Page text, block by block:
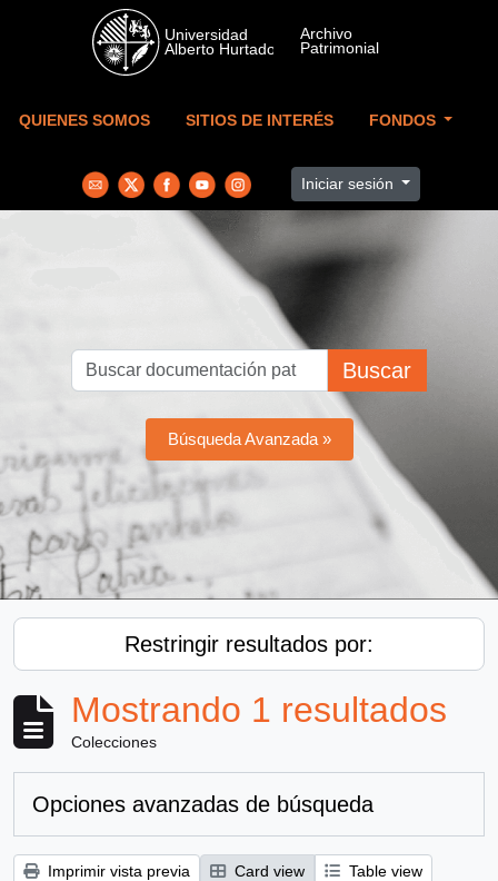
Skip to main content
QUIENES SOMOS SITIOS DE INTERÉS FONDOS
Iniciar sesión
Buscar
Búsqueda Avanzada »
Restringir resultados por:
Mostrando 1 resultados
Colecciones
Opciones avanzadas de búsqueda
Imprimir vista previa Card view
Table view